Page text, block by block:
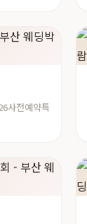
사전예약특